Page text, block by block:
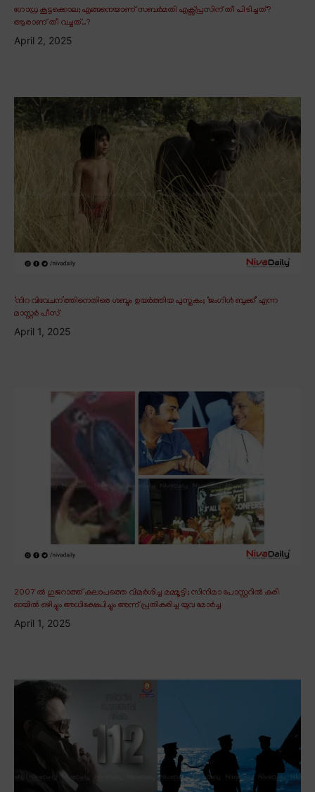
ഗോധ്ര കൂട്ടക്കൊല; എങ്ങനെയാണ് സബർമതി എക്സ്പ്രസിന് തീ പിടിച്ചത്?
ആരാണ് തീ വച്ചത്..?
April 2, 2025
‘നിറ വിവേചന’ത്തിനെതിരെ ശബ്ദം ഉയർത്തിയ പുസ്തകം; ‘ജംഗിൾ ബുക്ക്’ എന്ന
മാസ്റ്റർ പീസ്
April 1, 2025
2007 ൽ ഗുജറാത്ത് കലാപത്തെ വിമർശിച്ച മമ്മൂട്ടി; സിനിമാ പോസ്റ്ററിൽ കരി
ഓയിൽ ഒഴിച്ചും അധിക്ഷേപിച്ചും അന്ന് പ്രതികരിച്ച യുവ മോർച്ച
April 1, 2025